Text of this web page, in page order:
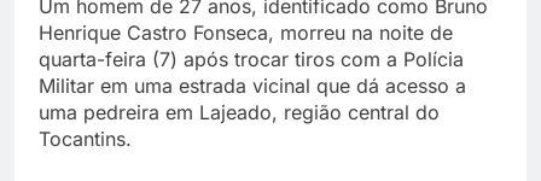
Um homem de 27 anos, identificado como Bruno
Henrique Castro Fonseca, morreu na noite de
quarta-feira (7) após trocar tiros com a Polícia
Militar em uma estrada vicinal que dá acesso a
uma pedreira em Lajeado, região central do
Tocantins.